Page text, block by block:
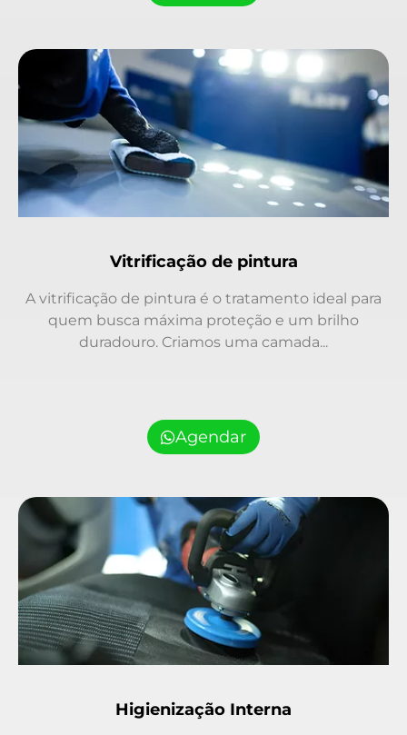
Vitrificação de pintura
A vitrificação de pintura é o tratamento ideal para
quem busca máxima proteção e um brilho
duradouro. Criamos uma camada...
Agendar
Higienização Interna